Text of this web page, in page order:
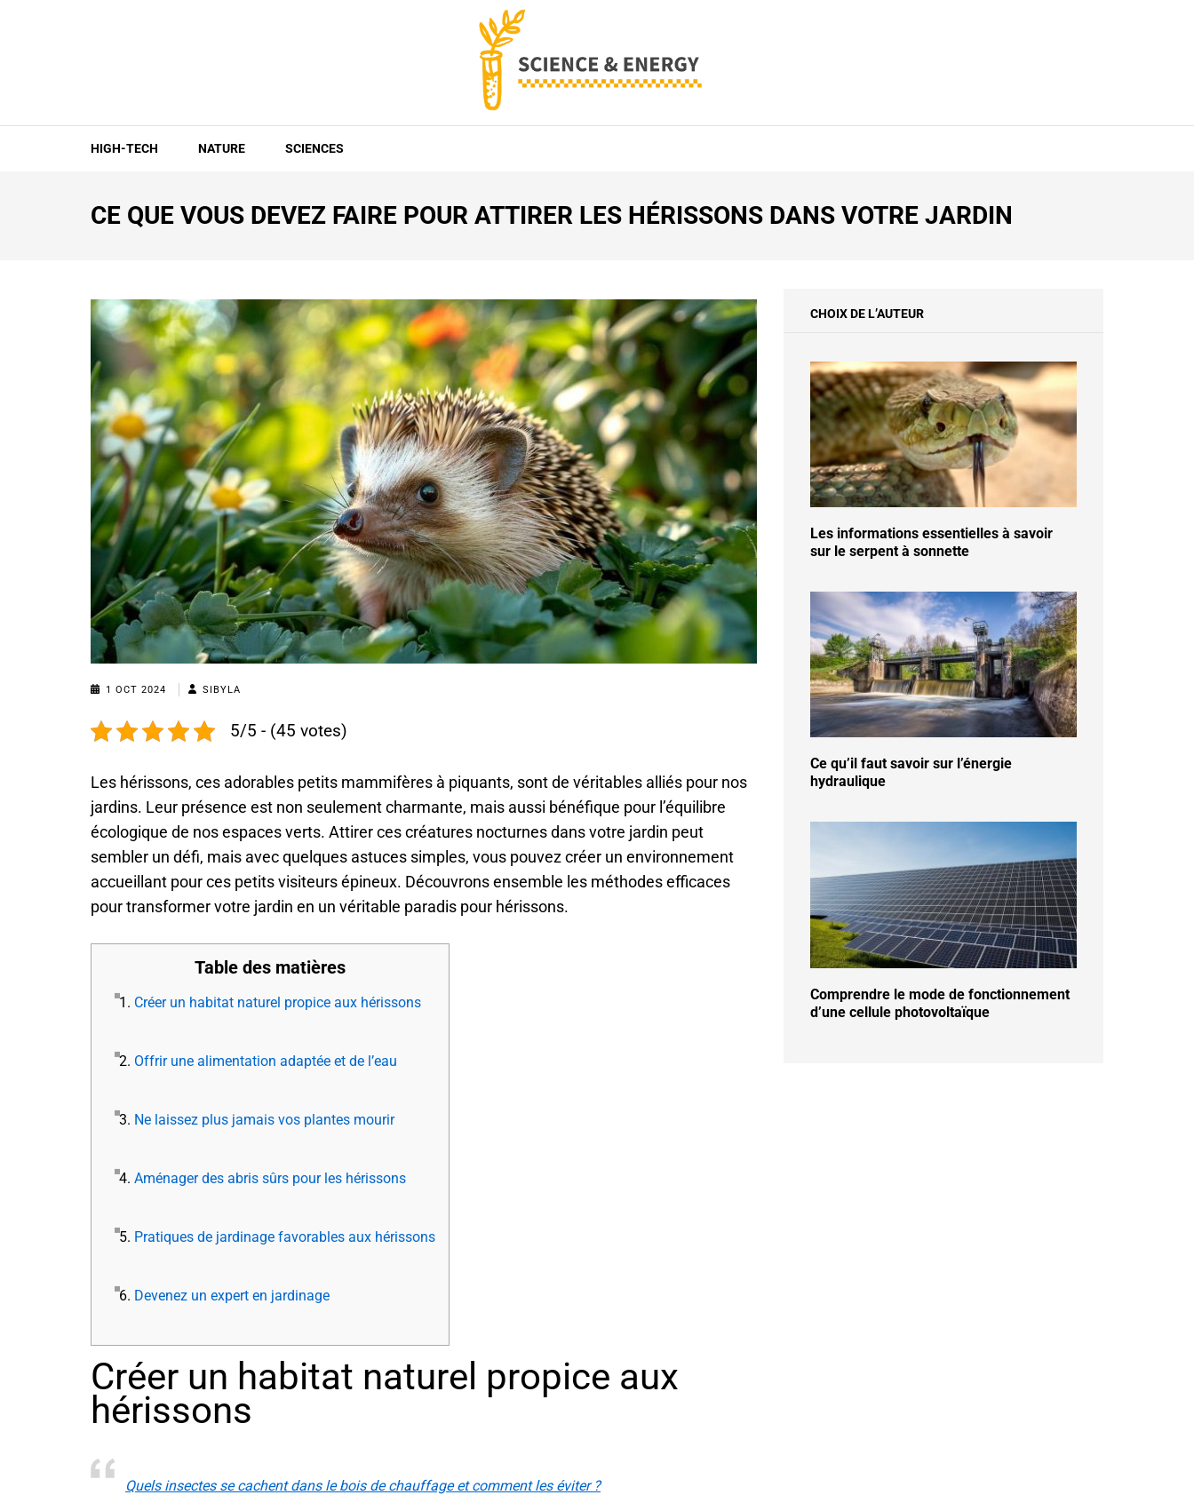
SCIENCE AND ENERGY
HIGH-TECH NATURE SCIENCES
CE QUE VOUS DEVEZ FAIRE POUR ATTIRER LES HÉRISSONS DANS VOTRE JARDIN
1 OCT 2024 SIBYLA
5/5 - (45 votes)
Les hérissons, ces adorables petits mammifères à piquants, sont de véritables alliés pour nos
jardins. Leur présence est non seulement charmante, mais aussi bénéfique pour l’équilibre
écologique de nos espaces verts. Attirer ces créatures nocturnes dans votre jardin peut
sembler un défi, mais avec quelques astuces simples, vous pouvez créer un environnement
accueillant pour ces petits visiteurs épineux. Découvrons ensemble les méthodes efficaces
pour transformer votre jardin en un véritable paradis pour hérissons.
Table des matières
1. Créer un habitat naturel propice aux hérissons
2. Offrir une alimentation adaptée et de l’eau
3. Ne laissez plus jamais vos plantes mourir
4. Aménager des abris sûrs pour les hérissons
5. Pratiques de jardinage favorables aux hérissons
6. Devenez un expert en jardinage
Créer un habitat naturel propice aux
hérissons
Quels insectes se cachent dans le bois de chauffage et comment les éviter ?
CHOIX DE L’AUTEUR
Les informations essentielles à savoir
sur le serpent à sonnette
Ce qu’il faut savoir sur l’énergie
hydraulique
Comprendre le mode de fonctionnement
d’une cellule photovoltaïque